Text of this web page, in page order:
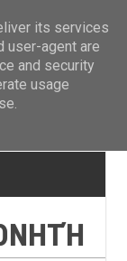
its services
user-agent are
and security
usage